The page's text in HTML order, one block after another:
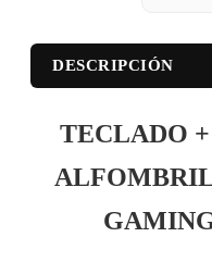
DESCRIPCIÓN
TECLADO